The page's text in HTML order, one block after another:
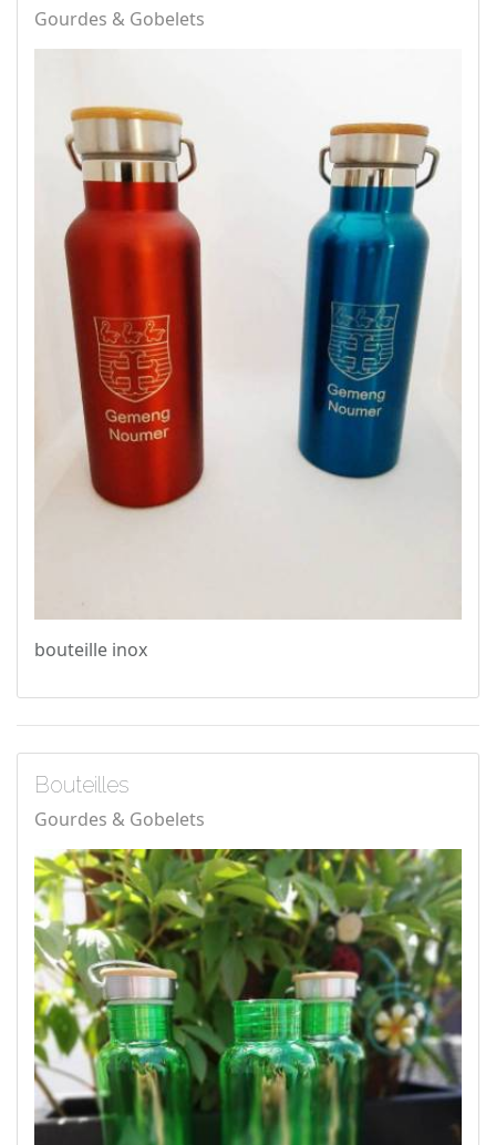
Gourdes & Gobelets
bouteille inox
Bouteilles
Gourdes & Gobelets